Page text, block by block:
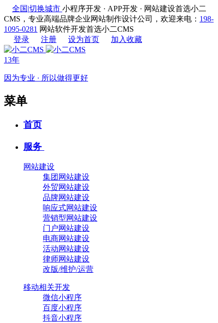
全国|切换城市 小程序开发 · APP开发 · 网站建设首选小二
CMS，专业高端品牌企业网站制作设计公司，欢迎来电： 198-
1095-0281 网站软件开发首选小二CMS
登录
注册 设为首页 加入收藏
13年
因为专业 · 所以做得更好
菜单
首页
服务
网站建设
集团网站建设
外贸网站建设
品牌网站建设
响应式网站建设
营销型网站建设
门户网站建设
电商网站建设
活动网站建设
律师网站建设
改版/维护/运营
移动相关开发
微信小程序
百度小程序
抖音小程序